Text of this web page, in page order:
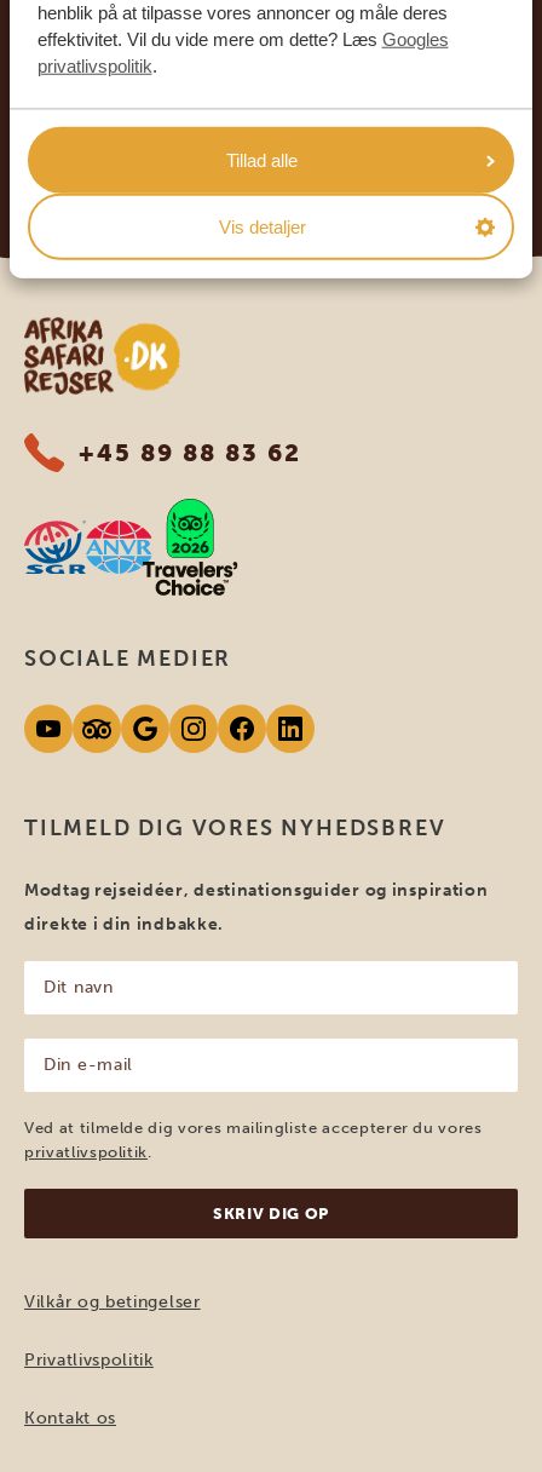
henblik på at tilpasse vores annoncer og måle deres
effektivitet. Vil du vide mere om dette? Læs Googles
privatlivspolitik.
Tillad alle
Vis detaljer
VORES REJSENDE ANBEFALER AFRIKA
SAFARIREJSER
4.9/5
Baseret på933+ anmeldelser
4.8/5
LÆS MERE
Safari-rejser i Afrika
+45 89 88 83 62
TILMELD DIG VORES NYHEDSBREV
Modtag rejseidéer, destinationsguider og inspiration
direkte i din indbakke.
navn
(Påkrævet)
mail
(Påkrævet)
Ved at tilmelde dig vores mailingliste accepterer du vores
privatlivspolitik.
SOCIALE MEDIER
Vilkår og betingelser
Privatlivspolitik
Kontakt os